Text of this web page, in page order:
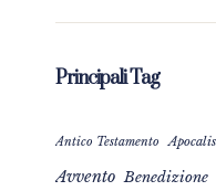
Principali Tag
Antico Testamento
Avvento Benedizione